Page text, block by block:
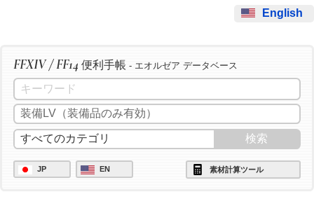
English
FFXIV / FF14 便利手帳 - エオルゼア データベース
JP EN 素材計算ツール